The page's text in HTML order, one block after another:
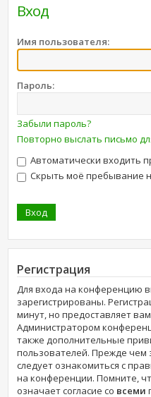
Вход
Имя пользователя:
Пароль:
Забыли пароль?
Повторно выслать письмо
Автоматически входить
Скрыть моё пребывание
Регистрация
Для входа на конференцию
зарегистрированы.
минут, но предоставляет
Администратором
также дополнительные
пользователей. Прежде чем
следует ознакомиться с
на конференции. Помните,
означает согласие со всеми